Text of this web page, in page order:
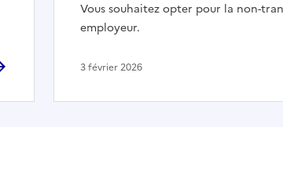
Vous souhaitez opter pour la non-
employeur.
3 février 2026